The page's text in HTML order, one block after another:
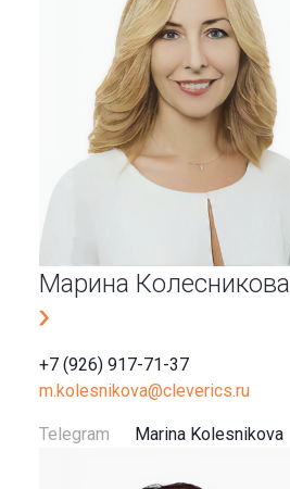
Марина Колесникова
+7 (926) 917-71-37
m.kolesnikova@cleverics.ru
Telegram Marina Kolesnikova